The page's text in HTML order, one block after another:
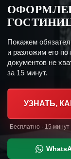
Покажем
и разложим его
документов не
за 15 минут.
УЗНАТЬ,
Бесплатно · 15